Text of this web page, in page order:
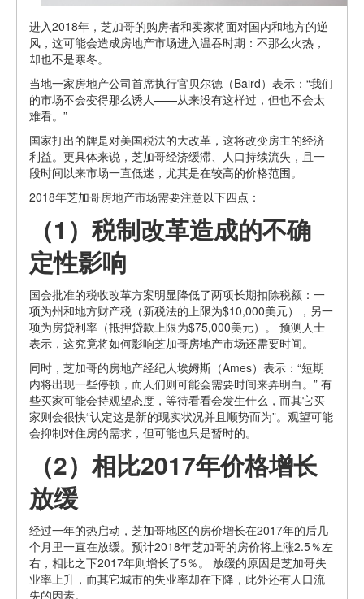
进入2018年，芝加哥的购房者和卖家将面对国内和地方的逆
风，这可能会造成房地产市场进入温吞时期：不那么火热，
却也不是寒冬。
当地一家房地产公司首席执行官贝尔德（Baird）表示：“我们
的市场不会变得那么诱人——从来没有这样过，但也不会太
难看。”
国家打出的牌是对美国税法的大改革，这将改变房主的经济
利益。更具体来说，芝加哥经济缓滞、人口持续流失，且一
段时间以来市场一直低迷，尤其是在较高的价格范围。
2018年芝加哥房地产市场需要注意以下四点：
（1）税制改革造成的不确
定性影响
国会批准的税收改革方案明显降低了两项长期扣除税额：一
项为州和地方财产税（新税法的上限为$10,000美元），另一
项为房贷利率（抵押贷款上限为$75,000美元）。 预测人士
表示，这究竟将如何影响芝加哥房地产市场还需要时间。
同时，芝加哥的房地产经纪人埃姆斯（Ames）表示：“短期
内将出现一些停顿，而人们则可能会需要时间来弄明白。” 有
些买家可能会持观望态度，等待看看会发生什么，而其它买
家则会很快“认定这是新的现实状况并且顺势而为”。观望可能
会抑制对住房的需求，但可能也只是暂时的。
（2）相比2017年价格增长
放缓
经过一年的热启动，芝加哥地区的房价增长在2017年的后几
个月里一直在放缓。预计2018年芝加哥的房价将上涨2.5％左
右，相比之下2017年则增长了5％。 放缓的原因是芝加哥失
业率上升，而其它城市的失业率却在下降，此外还有人口流
失的因素。